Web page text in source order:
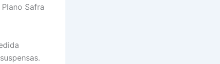
Safra